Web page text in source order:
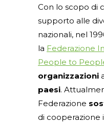
Con lo scopo di
supporto alle
nazionali, nel
la Federazione
People to
organizzazioni
paesi.
Federazione
di cooperazione